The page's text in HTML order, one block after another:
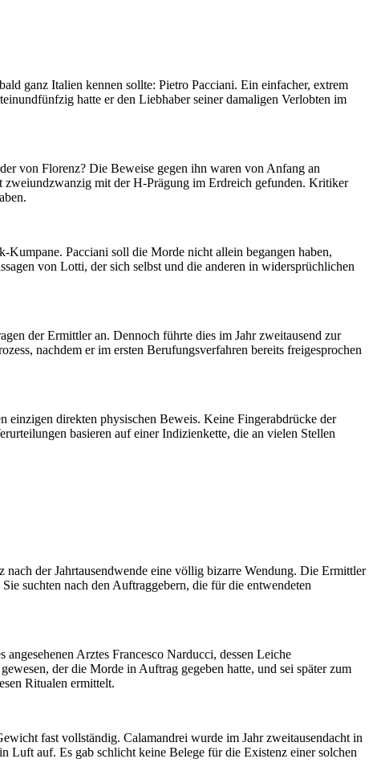
ganz Italien kennen sollte: Pietro Pacciani. Ein einfacher, extrem
hatte er den Liebhaber seiner damaligen Verlobten im
von Florenz? Die Beweise gegen ihn waren von Anfang an
zweiundzwanzig mit der H-Prägung im Erdreich gefunden. Kritiker
Kumpane. Pacciani soll die Morde nicht allein begangen haben,
von Lotti, der sich selbst und die anderen in widersprüchlichen
der Ermittler an. Dennoch führte dies im Jahr zweitausend zur
nachdem er im ersten Berufungsverfahren bereits freigesprochen
einzigen direkten physischen Beweis. Keine Fingerabdrücke der
basieren auf einer Indizienkette, die an vielen Stellen
der Jahrtausendwende eine völlig bizarre Wendung. Die Ermittler
suchten nach den Auftraggebern, die für die entwendeten
Arztes Francesco Narducci, dessen Leiche
der die Morde in Auftrag gegeben hatte, und sei später zum
Ritualen ermittelt.
fast vollständig. Calamandrei wurde im Jahr zweitausendacht in
Luft auf. Es gab schlicht keine Belege für die Existenz einer solchen